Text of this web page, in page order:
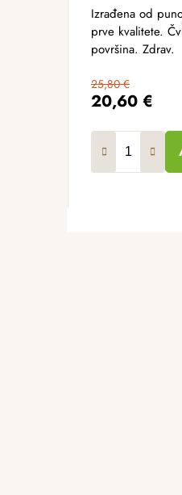
20,60 €
25,80 €
Izrađena od
prve kvalitete.
površina. Zdrav.